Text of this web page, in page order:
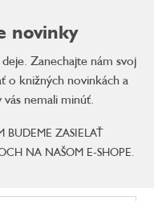
novinky
Zanechajte nám svoj
o knižných novinkách a
nemali minúť.
BUDEME ZASIELAŤ
NA NAŠOM E-SHOPE.